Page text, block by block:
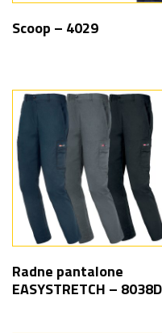
Scoop – 4029
Radne pantalone
EASYSTRETCH – 8038D